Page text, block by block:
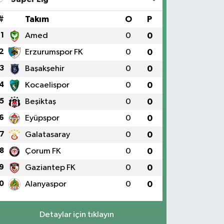
Takım O P
1 Amed 0 0
Erzurumspor FK 0 0
3 Başakşehir 0 0
Kocaelispor 0 0
5 Beşiktaş 0 0
Eyüpspor 0 0
7 Galatasaray 0 0
8 Çorum FK 0 0
Gaziantep FK 0 0
Alanyaspor 0 0
Detaylar için tıklayın